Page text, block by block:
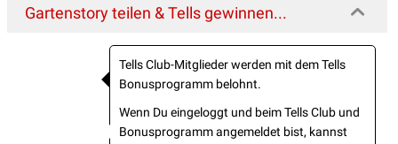
Gartenstory teilen & Tells gewinnen...
Tells Club-Mitglieder werden mit dem Tells
Bonusprogramm belohnt.
Wenn Du eingeloggt und beim Tells Club und
Bonusprogramm angemeldet bist, kannst